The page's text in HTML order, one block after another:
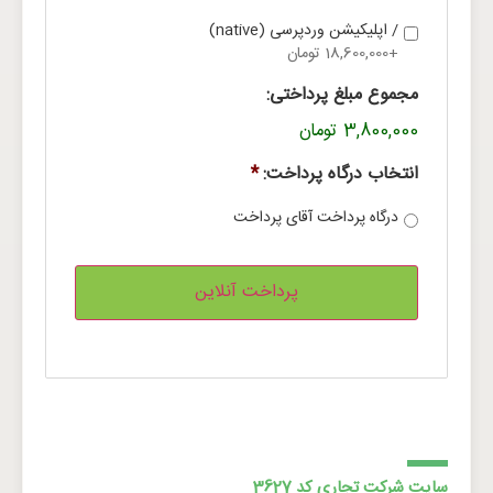
/ اپلیکیشن وردپرسی (native)
+18,600,000 تومان
مجموع مبلغ پرداختی:
3,800,000 تومان
انتخاب درگاه پرداخت:*
درگاه پرداخت آقای پرداخت